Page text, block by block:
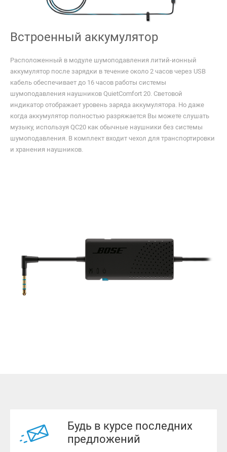
Встроенный аккумулятор
Расположенный в модуле шумоподавления литий-ионный
аккумулятор после зарядки в течение около 2 часов через USB
кабель обеспечивает до 16 часов работы системы
шумоподавления наушников QuietComfort 20. Световой
индикатор отображает уровень заряда аккумулятора. Но даже
когда аккумулятор полностью разряжается Вы можете слушать
музыку, используя QC20 как обычные наушники без системы
шумоподавления. В комплект входит чехол для транспортировки
и хранения наушников.
Будь в курсе последних
предложений